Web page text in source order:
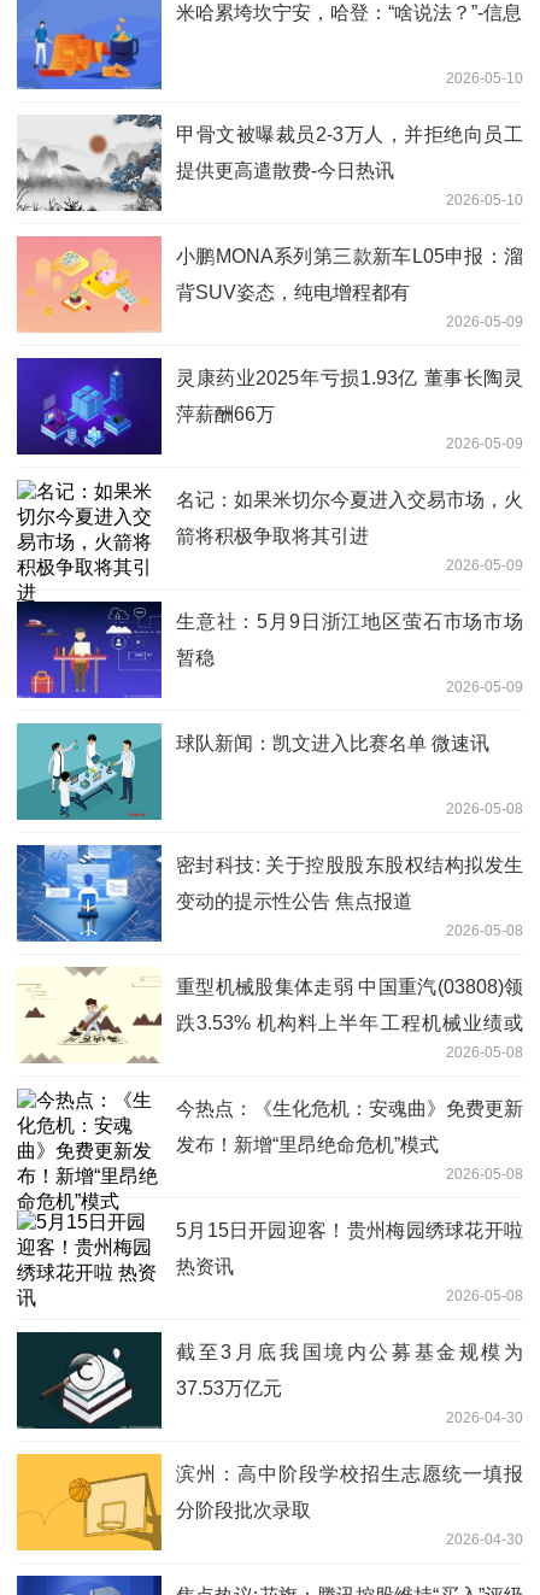
米哈累垮坎宁安，哈登：“啥说法？”-信息
2026-05-10
甲骨文被曝裁员2-3万人，并拒绝向员工
提供更高遣散费-今日热讯
2026-05-10
小鹏MONA系列第三款新车L05申报：溜
背SUV姿态，纯电增程都有
2026-05-09
灵康药业2025年亏损1.93亿 董事长陶灵
萍薪酬66万
2026-05-09
名记：如果米切尔今夏进入交易市场，火
箭将积极争取将其引进
2026-05-09
生意社：5月9日浙江地区萤石市场市场
暂稳
2026-05-09
球队新闻：凯文进入比赛名单 微速讯
2026-05-08
密封科技: 关于控股股东股权结构拟发生
变动的提示性公告 焦点报道
2026-05-08
重型机械股集体走弱 中国重汽(03808)领
跌3.53% 机构料上半年工程机械业绩或
2026-05-08
今热点：《生化危机：安魂曲》免费更新
发布！新增“里昂绝命危机”模式
2026-05-08
5月15日开园迎客！贵州梅园绣球花开啦
热资讯
2026-05-08
截至3月底我国境内公募基金规模为
37.53万亿元
2026-04-30
滨州：高中阶段学校招生志愿统一填报
分阶段批次录取
2026-04-30